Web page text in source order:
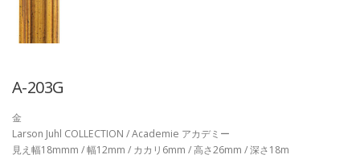
A-203G
金
Larson Juhl COLLECTION / Academie アカデミー
見え幅18mmm / 幅12mm / カカリ6mm / 高さ26mm / 深さ18m